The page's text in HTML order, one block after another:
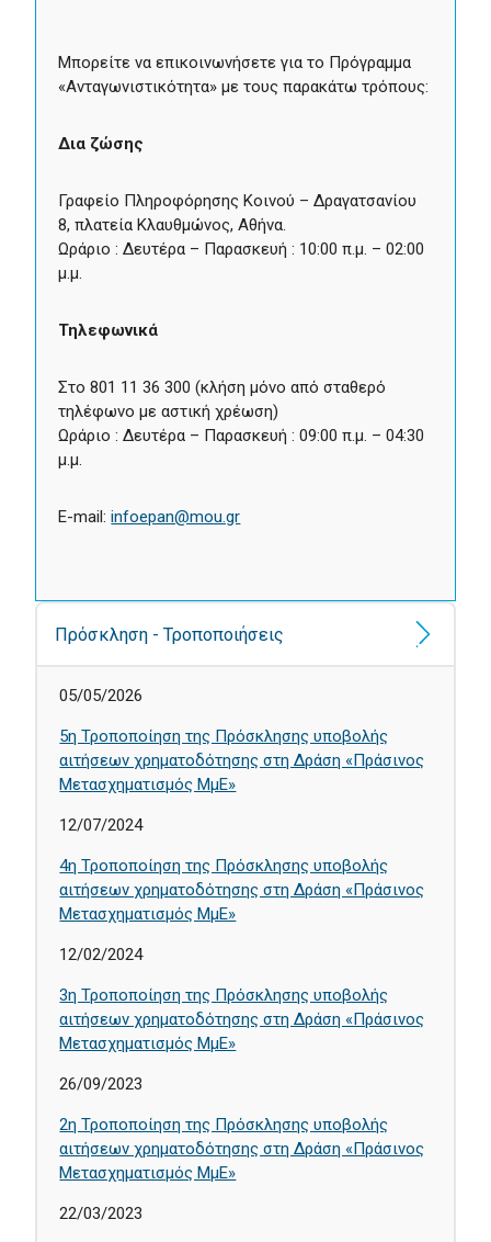
Μπορείτε να επικοινωνήσετε για το Πρόγραμμα
«Ανταγωνιστικότητα» με τους παρακάτω τρόπους:
Δια ζώσης
Γραφείο Πληροφόρησης Κοινού – Δραγατσανίου
8, πλατεία Κλαυθμώνος, Αθήνα.
Ωράριο : Δευτέρα – Παρασκευή : 10:00 π.μ. – 02:00
μ.μ.
Τηλεφωνικά
Στο 801 11 36 300 (κλήση μόνο από σταθερό
τηλέφωνο με αστική χρέωση)
Ωράριο : Δευτέρα – Παρασκευή : 09:00 π.μ. – 04:30
μ.μ.
E-mail:infoepan@mou.gr
Πρόσκληση - Τροποποιήσεις
05/05/2026
5η Τροποποίηση της Πρόσκλησης υποβολής
αιτήσεων χρηματοδότησης στη Δράση «Πράσινος
Μετασχηματισμός ΜμΕ»
12/07/2024
4η Τροποποίηση της Πρόσκλησης υποβολής
αιτήσεων χρηματοδότησης στη Δράση «Πράσινος
Μετασχηματισμός ΜμΕ»
12/02/2024
3η Τροποποίηση της Πρόσκλησης υποβολής
αιτήσεων χρηματοδότησης στη Δράση «Πράσινος
Μετασχηματισμός ΜμΕ»
26/09/2023
2η Τροποποίηση της Πρόσκλησης υποβολής
αιτήσεων χρηματοδότησης στη Δράση «Πράσινος
Μετασχηματισμός ΜμΕ»
22/03/2023